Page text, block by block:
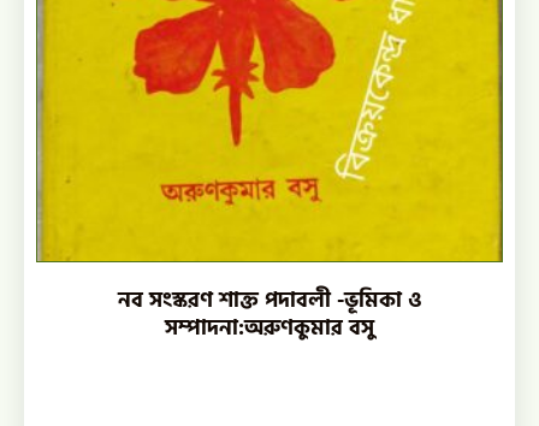
নব সংস্করণ শাক্ত পদাবলী -ভূমিকা ও
সম্পাদনা:অরুণকুমার বসু